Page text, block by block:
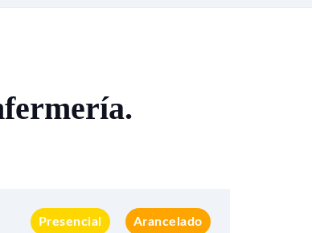
Presencial Arancelado